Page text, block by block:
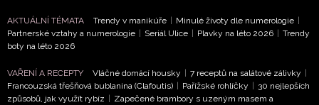
Vašimi údaji pracovat zejména k organizaci a
vyhodnocení akce a zasílání novinek.
Chcete navíc dostávat i další zajímavé a exkluzivní
informace od našich partnerů? Pokud souhlasíte se
zpracováním údajů k tomuto účelu podleZásad ochrany
AKTUÁLNÍ TÉMATA Trendy v manikúře Minulé životy dle numerologie
Partnerské vztahy a numerologie
Seriál Ulice Plavky na léto 2026
Trendy
boty na léto 2026
VAŘENÍ A RECEPTY Vláčné domácí housky 7 receptů na salátové zálivky
Francouzská třešňová bublanina (Clafoutis)
Pařížské rohlíčky
30 nejlepších
způsobů, jak využít rybíz
Zapečené brambory s uzeným masem a